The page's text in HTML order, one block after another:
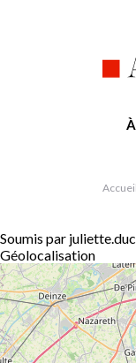
Accueil
Soumis par
Géolocalisation